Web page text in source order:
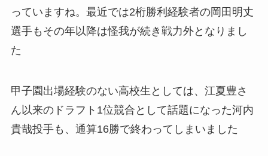
っていますね。最近では2桁勝利経験者の岡田明丈
選手もその年以降は怪我が続き戦力外となりまし
た
甲子園出場経験のない高校生としては、江夏豊さ
ん以来のドラフト1位競合として話題になった河内
貴哉投手も、通算16勝で終わってしまいました